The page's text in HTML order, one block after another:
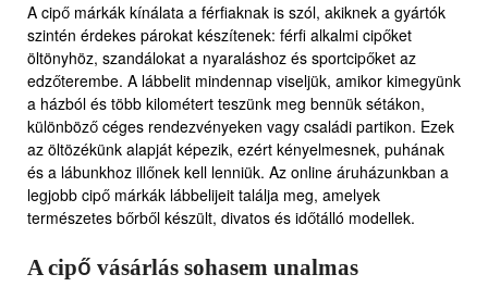
A cipő márkák kínálata a férfiaknak is szól, akiknek a gyártók
szintén érdekes párokat készítenek: férfi alkalmi cipőket
öltönyhöz, szandálokat a nyaraláshoz és sportcipőket az
edzőterembe. A lábbelit mindennap viseljük, amikor kimegyünk
a házból és több kilométert teszünk meg bennük sétákon,
különböző céges rendezvényeken vagy családi partikon. Ezek
az öltözékünk alapját képezik, ezért kényelmesnek, puhának
és a lábunkhoz illőnek kell lenniük. Az online áruházunkban a
legjobb cipő márkák lábbelijeit találja meg, amelyek
természetes bőrből készült, divatos és időtálló modellek.
A cipő vásárlás sohasem unalmas